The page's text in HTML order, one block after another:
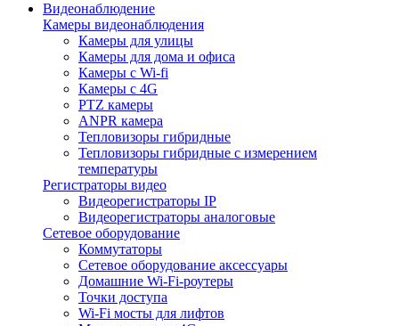
Видеонаблюдение
Камеры видеонаблюдения
Камеры для улицы
Камеры для дома и офиса
Камеры с Wi-fi
Камеры с 4G
PTZ камеры
ANPR камера
Тепловизоры гибридные
Тепловизоры гибридные c измерением
температуры
Регистраторы видео
Видеорегистраторы IP
Видеорегистраторы аналоговые
Сетевое оборудование
Коммутаторы
Сетевое оборудование аксессуары
Домашние Wi-Fi-роутеры
Точки доступа
Wi-Fi мосты для лифтов